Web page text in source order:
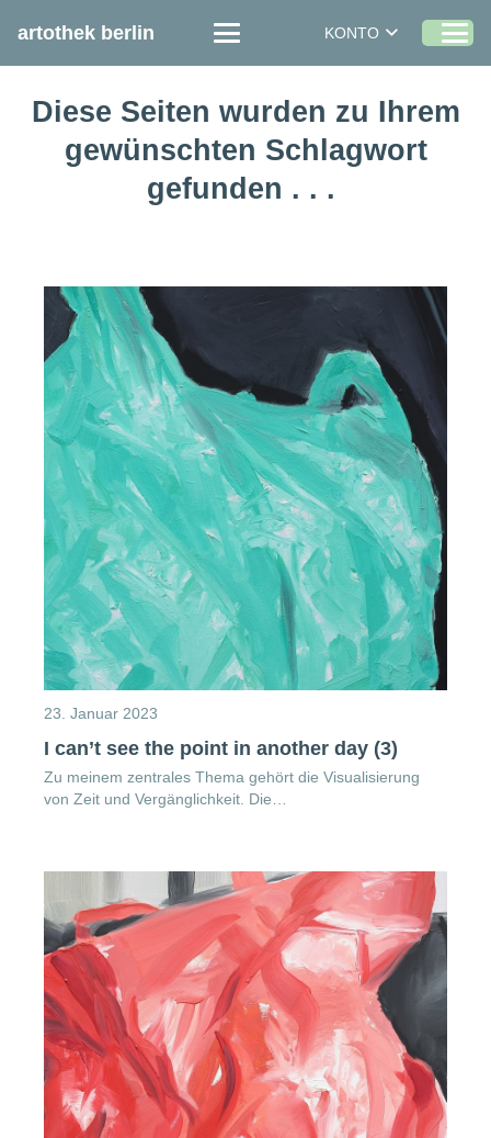
artothek berlin KONTO
Diese Seiten wurden zu Ihrem
gewünschten Schlagwort
gefunden . . .
23. Januar 2023
I can’t see the point in another day (3)
Zu meinem zentrales Thema gehört die Visualisierung
von Zeit und Vergänglichkeit. Die…